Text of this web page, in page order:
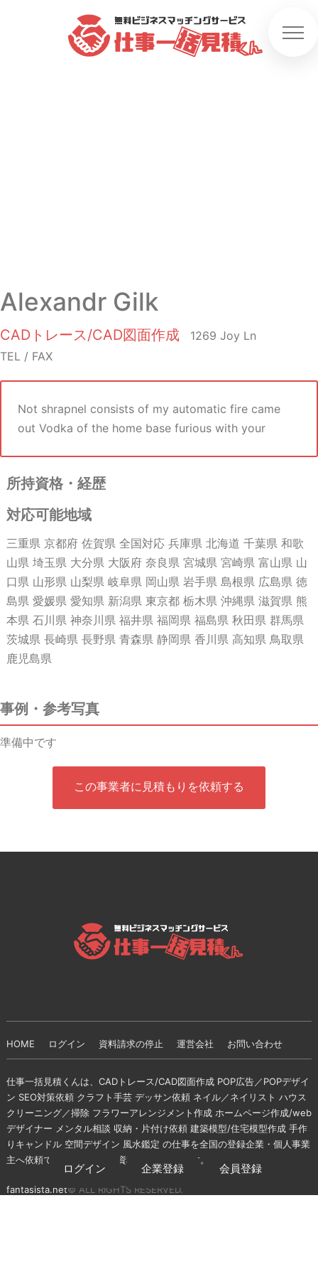
Alexandr Gilk
CADトレース/CAD図面作成
1269 Joy Ln
TEL / FAX
Not shrapnel consists of my automatic fire came
out Vodka of the home base furious with your
所持資格・経歴
対応可能地域
三重県 京都府 佐賀県 全国対応 兵庫県 北海道 千葉県 和歌
山県 埼玉県 大分県 大阪府 奈良県 宮城県 宮崎県 富山県 山
口県 山形県 山梨県 岐阜県 岡山県 岩手県 島根県 広島県 徳
島県 愛媛県 愛知県 新潟県 東京都 栃木県 沖縄県 滋賀県 熊
本県 石川県 神奈川県 福井県 福岡県 福島県 秋田県 群馬県
茨城県 長崎県 長野県 青森県 静岡県 香川県 高知県 鳥取県
鹿児島県
事例・参考写真
準備中です
この事業者に見積もりを依頼する
HOME ログイン 資料請求の停止 運営会社 お問い合わせ
仕事一括見積くんは、CADトレース/CAD図面作成 POP広告／POPデザイ
ン SEO対策依頼 クラフト手芸 デッサン依頼 ネイル／ネイリスト ハウス
クリーニング／掃除 フラワーアレンジメント作成 ホームページ作成/web
デザイナー メンタル相談 収納・片付け依頼 建築模型/住宅模型作成 手作
りキャンドル 空間デザイン 風水鑑定 の仕事を全国の登録企業・個人事業
主へ依頼できる無料の一括資料請求サイトです。
fantasista.net© ALL RIGHTS RESERVED.
ログイン 企業登録 会員登録